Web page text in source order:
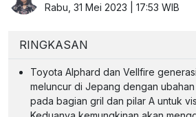
Rabu, 31 Mei 2023 | 17:53 WIB
RINGKASAN
Toyota Alphard dan Vellfire
meluncur di Jepang dengan
pada bagian gril dan pilar A untuk